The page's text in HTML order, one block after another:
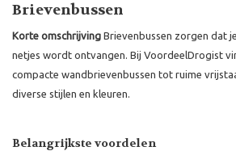
Brievenbussen
Korte omschrijving Brievenbussen zorgen dat
netjes wordt ontvangen. Bij VoordeelDrogist
compacte wandbrievenbussen tot ruime
diverse stijlen en kleuren.
Belangrijkste voordelen